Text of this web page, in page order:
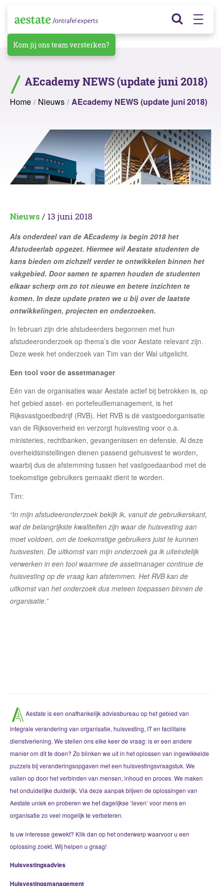
Kom jij ons team versterken?
AEcademy NEWS (update juni 2018)
Home Nieuws AEcademy NEWS (update juni 2018)
Nieuws/ 13 juni 2018
Als onderdeel van de AEcademy is begin 2018 het
Afstudeerlab opgezet. Hiermee wil Aestate studenten de
kans bieden om zichzelf verder te ontwikkelen binnen het
vakgebied. Door samen te sparren houden de studenten
elkaar scherp om zo tot nieuwe en betere inzichten te
komen. In deze update praten we u bij over de laatste
ontwikkelingen, projecten en onderzoeken.
In februari zijn drie afstudeerders begonnen met hun
afstudeeronderzoek op thema’s die voor Aestate relevant zijn.
Deze week het onderzoek van Tim van der Wal uitgelicht.
Een tool voor de assetmanager
Eén van de organisaties waar Aestate actief bij betrokken is, op
het gebied asset- en portefeuillemanagement, is het
Rijksvastgoedbedrijf (RVB). Het RVB is dé vastgoedorganisatie
van de Rijksoverheid en verzorgt huisvesting voor o.a.
ministeries, rechtbanken, gevangenissen en defensie. Al deze
overheidsinstellingen dienen passend gehuisvest te worden,
waarbij dus de afstemming tussen het vastgoedaanbod met de
toekomstige gebruikers gemaakt dient te worden.
Tim:
“In mijn afstudeeronderzoek bekijk ik, vanuit de gebruikerskant,
wat de belangrijkste kwaliteiten zijn waar de huisvesting aan
moet voldoen, om de toekomstige gebruikers juist te kunnen
huisvesten. De uitkomst van mijn onderzoek ga ik uiteindelijk
verwerken in een tool waarmee de assetmanager continue de
huisvesting op de vraag kan afstemmen. Het RVB kan de
uitkomst van het onderzoek dus meteen toepassen binnen de
organisatie.”
Aestate is een onafhankelijk adviesbureau op het gebied van
integrale verandering van organisatie, huisvesting, IT en facilitaire
dienstverlening. We stellen ons elke keer de vraag: is er een andere
manier om dit te doen? Zo blinken we uit in het oplossen van ingewikkelde
puzzels bij veranderingsopgaven met een huisvestingsvraagstuk. We
vallen op door het verbinden van mensen, inhoud en proces. We maken
het onduidelijke duidelijk. Via deze aanpak blijven de oplossingen van
Aestate uniek en proberen we het dagelijkse ‘leven’ voor mens en
organisatie zo veel mogelijk te verbeteren.
Is uw interesse gewekt? Klik dan op het onderwerp waarvoor u een
oplossing zoekt. Wij helpen u graag!
Huisvestingsadvies
Huisvestingsmanagement